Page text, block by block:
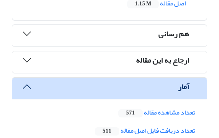
اصل مقاله
1.15 M
هم رسانی
ارجاع به این مقاله
آمار
تعداد مشاهده مقاله 571
تعداد دریافت فایل اصل مقاله 511